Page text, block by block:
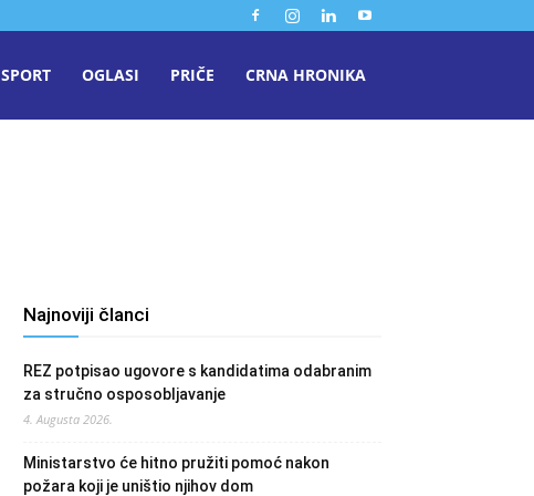
SPORT OGLASI PRIČE CRNA HRONIKA
Najnoviji članci
REZ potpisao ugovore s kandidatima odabranim
za stručno osposobljavanje
4. Augusta 2026.
Ministarstvo će hitno pružiti pomoć nakon
požara koji je uništio njihov dom